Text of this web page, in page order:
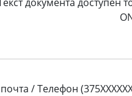
/ Телефон